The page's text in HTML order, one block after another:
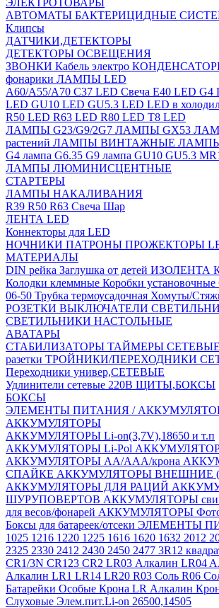
ЭЛЕКТРОТОВАРЫ
АВТОМАТЫ БАКТЕРИЦИДНЫЕ
Клипсы
ДАТЧИКИ,ДЕТЕКТОРЫ
ДЕТЕКТОРЫ ОСВЕЩЕНИЯ
ЗВОНКИ Кабель электро
фонарики ЛАМПЫ LED
A60/A55/A70 C37 LED Свеча E40 LED G4
LED GU10 LED GU5.3 LED LED в
R50 LED R63 LED R80 LED T8 LED
ЛАМПЫ G23/G9/2G7 ЛАМПЫ GX53
растений ЛАМПЫ ВИНТАЖНЫЕ
G4 лампа G6.35 G9 лампа GU10 GU5.3
ЛАМПЫ ЛЮМИНИСЦЕНТНЫЕ
СТАРТЕРЫ
ЛАМПЫ НАКАЛИВАНИЯ
R39 R50 R63 Свеча Шар
ЛЕНТА LED
Коннекторы для LED
НОЧНИКИ ПАТРОНЫ ПРОЖЕКТОРЫ
МАТЕРИАЛЫ
DIN рейка Заглушка от детей ИЗОЛЕНТА
Колодки клеммные Коробки установочные
06-50 Трубка термоусадочная Хомуты/
РОЗЕТКИ ВЫКЛЮЧАТЕЛИ
СВЕТИЛЬНИКИ НАСТОЛЬНЫЕ
АВАТАРЫ
СТАБИЛИЗАТОРЫ ТАЙМЕРЫ СЕТЕВЫЕ
разетки ТРОЙНИКИ/ПЕРЕХОДНИКИ
Переходники универ,СЕТЕВЫЕ
Удлинители сетевые 220В ЩИТЫ,БОКСЫ
БОКСЫ
ЭЛЕМЕНТЫ ПИТАНИЯ /
АККУМУЛЯТОРЫ
АККУМУЛЯТОРЫ Li-on(3,7V),18650 и т.п
АККУМУЛЯТОРЫ Li-Pol
АККУМУЛЯТОРЫ АА/ААА/крона
СПАЙКЕ АККУМУЛЯТОРЫ ВНЕШНИЕ
АККУМУЛЯТОРЫ ДЛЯ РАЦИЙ
ШУРУПОВЕРТОВ АККУМУЛЯТОРЫ
для весов/фонарей АККУМУЛЯТОРЫ
Боксы для батареек/отсеки ЭЛЕМЕНТЫ
1025 1216 1220 1225 1616 1620 1632 2012
2325 2330 2412 2430 2450 2477 3R12
CR1/3N CR123 CR2 LR03 Алкалин LR04
Алкалин LR1 LR14 LR20 R03 Соль R06
Батарейки Особые Крона LR Алкалин
Слуховые Элем.пит.Li-on 26500,14505